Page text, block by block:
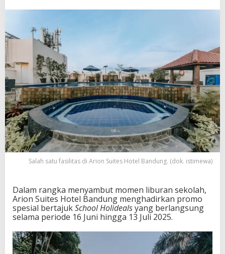
Salah satu fasilitas di Arion Suites Hotel Bandung. (dok. istimewa)
Dalam rangka menyambut momen liburan sekolah,
Arion Suites Hotel Bandung menghadirkan promo
spesial bertajukSchool Holidealsyang berlangsung
selama periode 16 Juni hingga 13 Juli 2025.